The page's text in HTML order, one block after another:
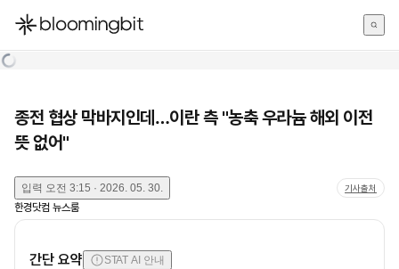
한국어
종전 협상 막바지인데…이란 측 "농축 우라늄 해외 이전
뜻 없어"
입력 오전 3:15 · 2026. 05. 30. 기사출처
한경닷컴 뉴스룸
간단 요약 STAT AI 안내